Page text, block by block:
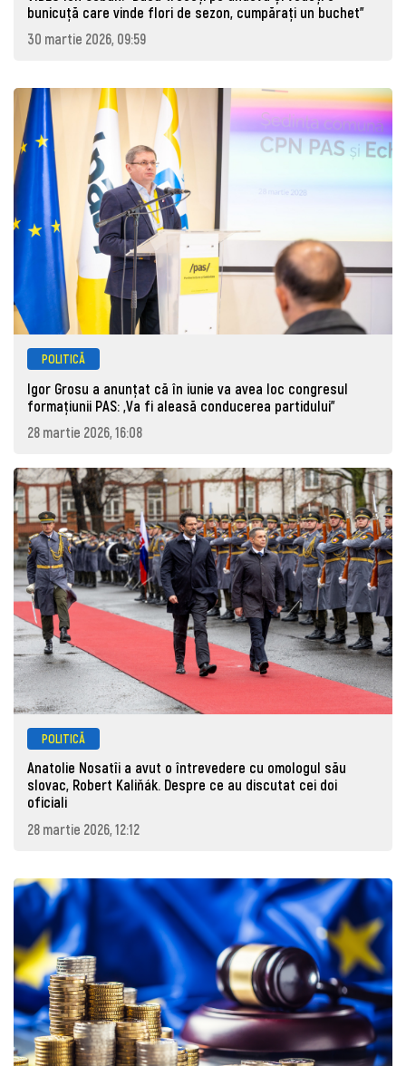
bunicuță care vinde flori de sezon, cumpărați un buchet"
30 martie 2026, 09:59
POLITICĂ
Igor Grosu a anunțat că în iunie va avea loc congresul
formațiunii PAS: „Va fi aleasă conducerea partidului”
28 martie 2026, 16:08
POLITICĂ
Anatolie Nosatîi a avut o întrevedere cu omologul său
slovac, Robert Kaliňák. Despre ce au discutat cei doi
oficiali
28 martie 2026, 12:12